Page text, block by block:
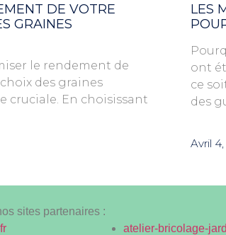
DE VOTRE
GRAINES
le rendement de
des graines
cruciale. En choisissant
LES
ont
ce
des
Avril 4,
sites partenaires :
atelier-bricolage-